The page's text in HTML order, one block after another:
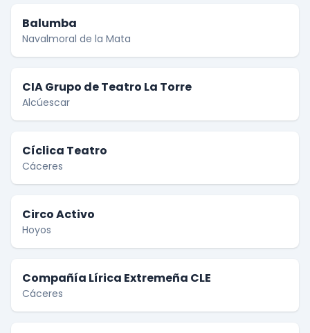
Balumba
Navalmoral de la Mata
CIA Grupo de Teatro La Torre
Alcúescar
Cíclica Teatro
Cáceres
Circo Activo
Hoyos
Compañía Lírica Extremeña CLE
Cáceres